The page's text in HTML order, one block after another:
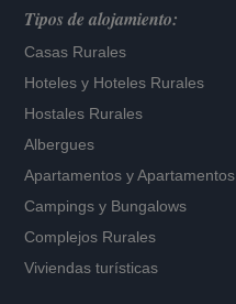
Tipos de alojamiento:
Casas Rurales
Hoteles y Hoteles Rurales
Hostales Rurales
Albergues
Apartamentos y
Campings y Bungalows
Complejos Rurales
Viviendas turísticas